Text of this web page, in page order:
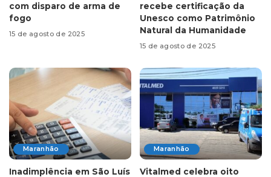
com disparo de arma de
fogo
15 de agosto de 2025
recebe certificação da
Unesco como Patrimônio
Natural da Humanidade
15 de agosto de 2025
Maranhão
Inadimplência em São Luís
Maranhão
Vitalmed celebra oito